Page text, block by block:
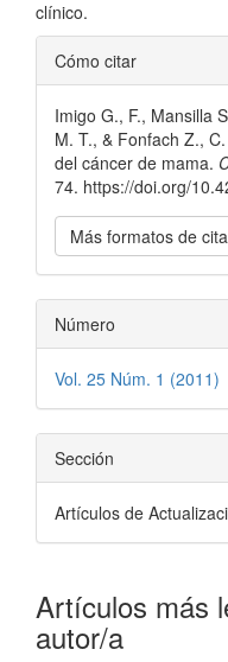
clínico.
Detalles
del
artículo
Cómo citar
Imigo G., F., Mansilla
M. T., & Fonfach Z.,
del cáncer de mama.
74. https://doi.org/
Más formatos de cita
Número
Vol. 25 Núm. 1 (2011)
Sección
Artículos de
Artículos más
autor/a